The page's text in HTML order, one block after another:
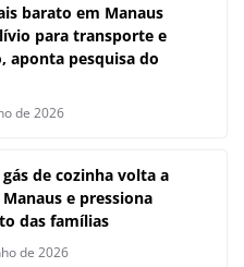
barato em Manaus
para transporte e
aponta pesquisa do
de 2026
de cozinha volta a
e pressiona
das famílias
de 2026